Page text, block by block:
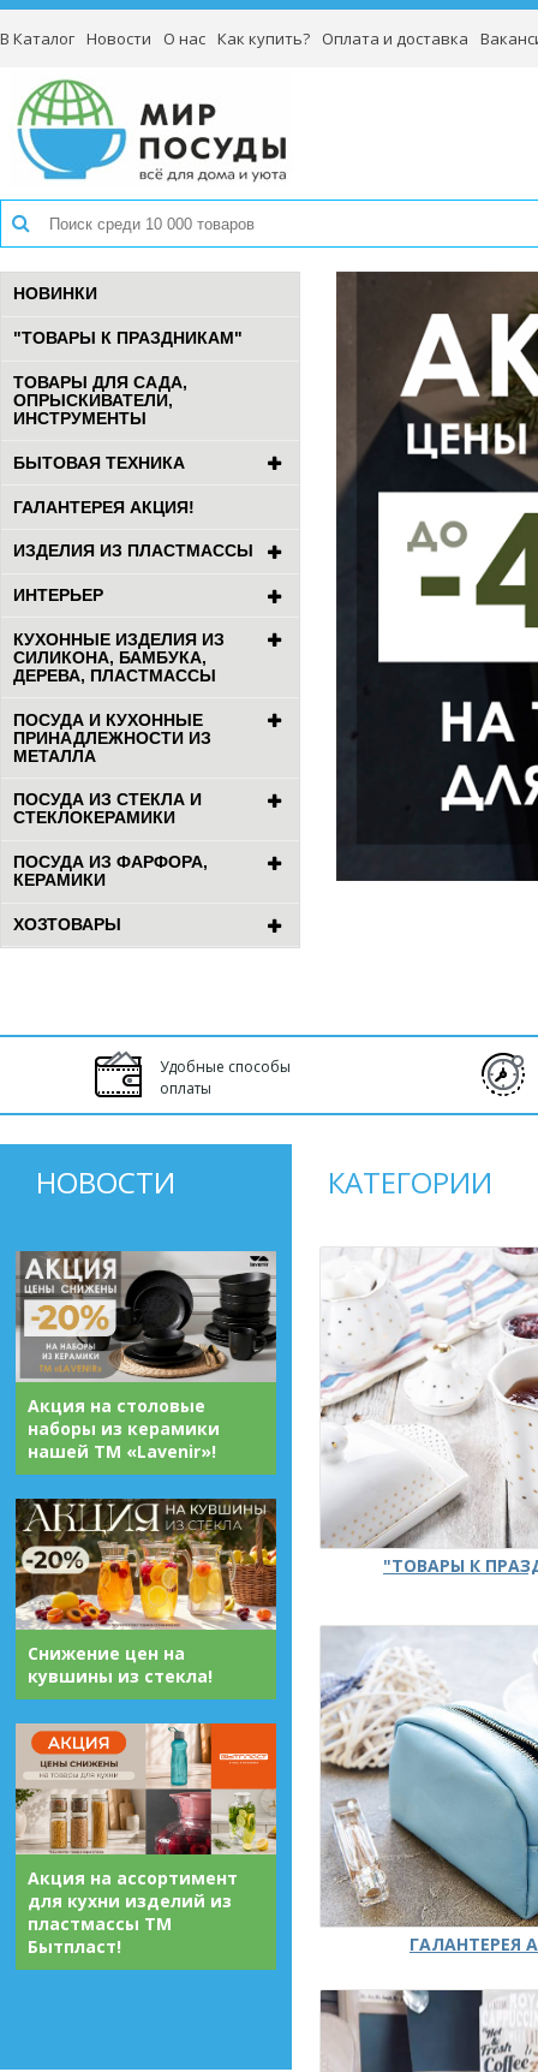
В Каталог Новости О нас Как купить? Оплата и доставка
НОВИНКИ
"ТОВАРЫ К ПРАЗДНИКАМ"
ТОВАРЫ ДЛЯ САДА,
ОПРЫСКИВАТЕЛИ,
ИНСТРУМЕНТЫ
БЫТОВАЯ ТЕХНИКА
ГАЛАНТЕРЕЯ АКЦИЯ!
ИЗДЕЛИЯ ИЗ ПЛАСТМАССЫ
ИНТЕРЬЕР
КУХОННЫЕ ИЗДЕЛИЯ ИЗ
СИЛИКОНА, БАМБУКА,
ДЕРЕВА, ПЛАСТМАССЫ
ПОСУДА И КУХОННЫЕ
ПРИНАДЛЕЖНОСТИ ИЗ
МЕТАЛЛА
ПОСУДА ИЗ СТЕКЛА И
СТЕКЛОКЕРАМИКИ
ПОСУДА ИЗ ФАРФОРА,
КЕРАМИКИ
ХОЗТОВАРЫ
Удобные способы
оплаты
НОВОСТИ
Акция на столовые
наборы из керамики
нашей ТМ «Lavenir»!
Снижение цен на
кувшины из стекла!
Акция на ассортимент
для кухни изделий из
пластмассы ТМ
Бытпласт!
КАТЕГОРИИ
"ТОВАРЫ К
ГАЛАНТЕРЕЯ